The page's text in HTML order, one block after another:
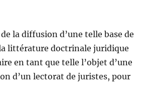
la diffusion d’une telle base de
littérature doctrinale juridique
en tant que telle l’objet d’une
d’un lectorat de juristes, pour